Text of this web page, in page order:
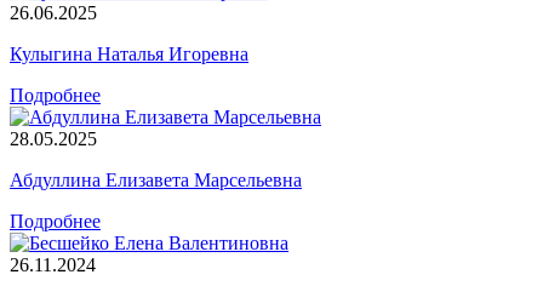
26.06.2025
Кулыгина Наталья Игоревна
Подробнее
28.05.2025
Абдуллина Елизавета Марсельевна
Подробнее
26.11.2024